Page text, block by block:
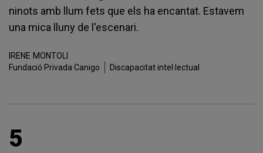
ninots amb llum fets que els ha encantat. Estavem
una mica lluny de l'escenari.
IRENE MONTOLI
Fundació Privada Canigo
Discapacitat intel·lectual
5